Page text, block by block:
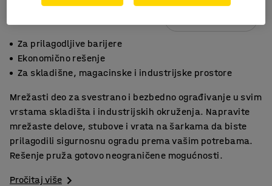
Za prilagodljive barijere
Ekonomično rešenje
Za skladišne, magacinske i industrijske prostore
Mrežasti deo za svestrano i bezbedno ograđivanje u svim
vrstama skladišta i industrijskih okruženja. Napravite
mrežaste delove, stubove i vrata na šarkama da biste
prilagodili sigurnosnu ogradu prema vašim potrebama.
Rešenje pruža gotovo neograničene mogućnosti.
Pročitaj više